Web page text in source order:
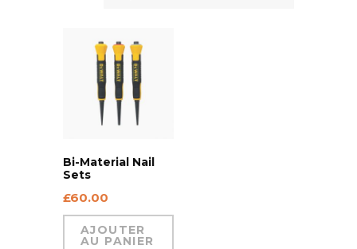
Bi-Material Nail
Sets
£60.00
AJOUTER
AU PANIER